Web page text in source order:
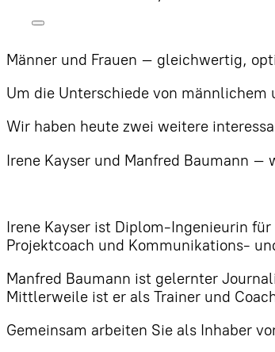
Männer und Frauen – gleichwertig,
Um die Unterschiede von
Wir haben heute zwei weitere
Irene Kayser und Manfred Baumann
Irene Kayser ist Diplom-Ingenieurin
Projektcoach und Kommunikations-
Manfred Baumann ist gelernter
Mittlerweile ist er als Trainer und
Gemeinsam arbeiten Sie als Inhaber